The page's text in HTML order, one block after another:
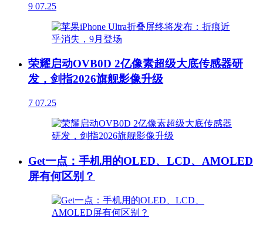
9 07.25
荣耀启动OVB0D 2亿像素超级大底传感器研
发，剑指2026旗舰影像升级
7 07.25
Get一点：手机用的OLED、LCD、AMOLED
屏有何区别？